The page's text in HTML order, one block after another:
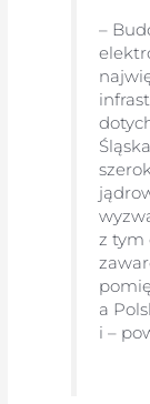
–
z tym
a
i –